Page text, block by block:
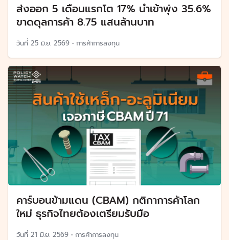
ส่งออก 5 เดือนแรกโต 17% นำเข้าพุ่ง 35.6%
ขาดดุลการค้า 8.75 แสนล้านบาท
วันที่ 25 มิ.ย. 2569 • การค้าการลงทุน
คาร์บอนข้ามแดน (CBAM) กติกาการค้าโลก
ใหม่ ธุรกิจไทยต้องเตรียมรับมือ
วันที่ 21 มิ.ย. 2569 • การค้าการลงทุน